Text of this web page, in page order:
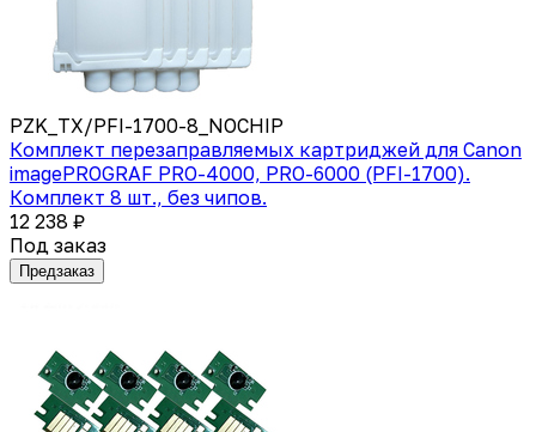
PZK_TX/PFI-1700-8_NOCHIP
Комплект перезаправляемых картриджей для Canon
imagePROGRAF PRO-4000, PRO-6000 (PFI-1700).
Комплект 8 шт., без чипов.
12 238 ₽
Под заказ
Предзаказ